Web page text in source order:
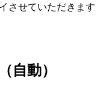
させていただきます
自動）